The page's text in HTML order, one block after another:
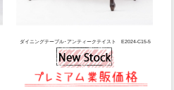
ダイニングテーブル･アンティークテイスト E2024-C15-5